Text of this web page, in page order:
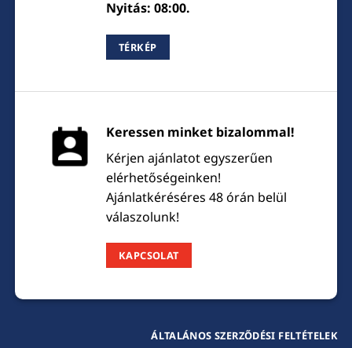
Nyitás: 08:00.
TÉRKÉP
Keressen minket bizalommal!
Kérjen ajánlatot egyszerűen
elérhetőségeinken!
Ajánlatkéréséres 48 órán belül
válaszolunk!
KAPCSOLAT
ÁLTALÁNOS SZERZŐDÉSI FELTÉTELEK